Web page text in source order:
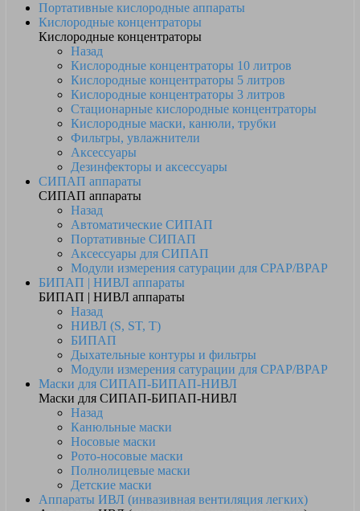
Портативные кислородные аппараты
Кислородные концентраторы
Кислородные концентраторы
Назад
Кислородные концентраторы 10 литров
Кислородные концентраторы 5 литров
Кислородные концентраторы 3 литров
Стационарные кислородные концентраторы
Кислородные маски, канюли, трубки
Фильтры, увлажнители
Аксессуары
Дезинфекторы и аксессуары
СИПАП аппараты
СИПАП аппараты
Назад
Автоматические СИПАП
Портативные СИПАП
Аксессуары для СИПАП
Модули измерения сатурации для CPAP/BPAP
БИПАП | НИВЛ аппараты
БИПАП | НИВЛ аппараты
Назад
НИВЛ (S, ST, T)
БИПАП
Дыхательные контуры и фильтры
Модули измерения сатурации для CPAP/BPAP
Маски для СИПАП-БИПАП-НИВЛ
Маски для СИПАП-БИПАП-НИВЛ
Назад
Канюльные маски
Носовые маски
Рото-носовые маски
Полнолицевые маски
Детские маски
Аппараты ИВЛ (инвазивная вентиляция легких)